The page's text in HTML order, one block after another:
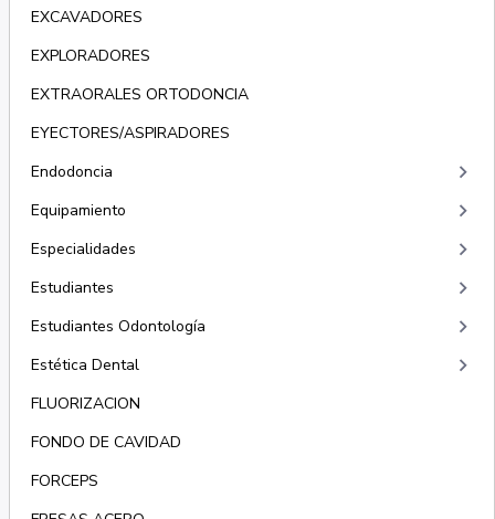
EXCAVADORES
EXPLORADORES
EXTRAORALES ORTODONCIA
EYECTORES/ASPIRADORES
Endodoncia
keyboard_arrow_right
Equipamiento keyboard_arrow_right
Especialidades keyboard_arrow_right
Estudiantes keyboard_arrow_right
Estudiantes Odontología keyboard_arrow_right
Estética Dental keyboard_arrow_right
FLUORIZACION
FONDO DE CAVIDAD
FORCEPS